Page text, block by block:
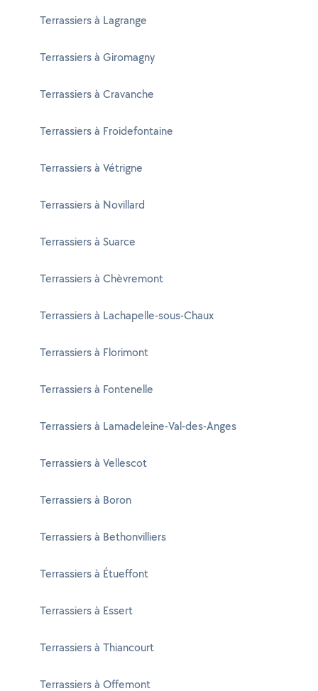
Terrassiers à Lagrange
Terrassiers à Giromagny
Terrassiers à Cravanche
Terrassiers à Froidefontaine
Terrassiers à Vétrigne
Terrassiers à Novillard
Terrassiers à Suarce
Terrassiers à Chèvremont
Terrassiers à Lachapelle-sous-Chaux
Terrassiers à Florimont
Terrassiers à Fontenelle
Terrassiers à Lamadeleine-Val-des-Anges
Terrassiers à Vellescot
Terrassiers à Boron
Terrassiers à Bethonvilliers
Terrassiers à Étueffont
Terrassiers à Essert
Terrassiers à Thiancourt
Terrassiers à Offemont